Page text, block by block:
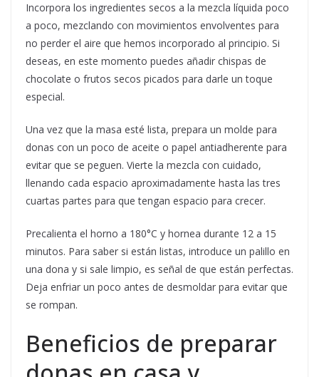
Incorpora los ingredientes secos a la mezcla líquida poco
a poco, mezclando con movimientos envolventes para
no perder el aire que hemos incorporado al principio. Si
deseas, en este momento puedes añadir chispas de
chocolate o frutos secos picados para darle un toque
especial.
Una vez que la masa esté lista, prepara un molde para
donas con un poco de aceite o papel antiadherente para
evitar que se peguen. Vierte la mezcla con cuidado,
llenando cada espacio aproximadamente hasta las tres
cuartas partes para que tengan espacio para crecer.
Precalienta el horno a 180°C y hornea durante 12 a 15
minutos. Para saber si están listas, introduce un palillo en
una dona y si sale limpio, es señal de que están perfectas.
Deja enfriar un poco antes de desmoldar para evitar que
se rompan.
Beneficios de preparar